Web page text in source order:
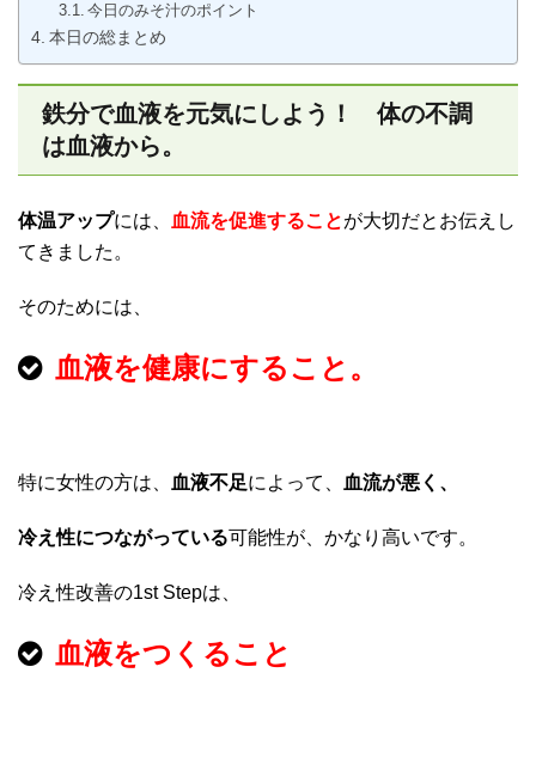
今日のみそ汁のポイント
本日の総まとめ
鉄分で血液を元気にしよう！ 体の不調
は血液から。
体温アップには、 血流を促進することが大切だとお伝えし
てきました。
そのためには、
血液を健康にすること。
特に女性の方は、 血液不足によって、 血流が悪く、
冷え性につながっている可能性が、かなり高いです。
冷え性改善の1st Stepは、
血液をつくること